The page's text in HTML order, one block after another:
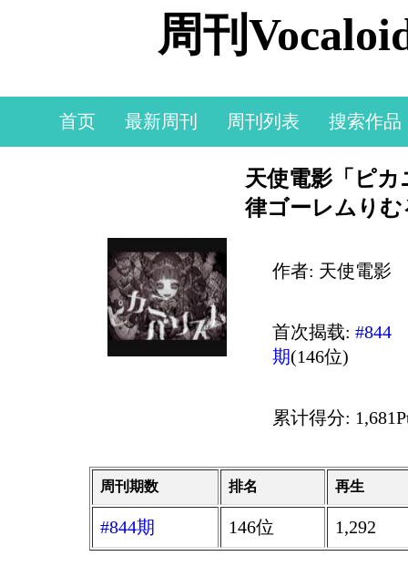
周刊
首页 最新周刊 周刊列表 搜索作品
天使電影「ピカ
律ゴーレムりむ
作者: 天使電影
首次揭载:#844
期(146位)
累计得分:
周刊期数 排名 再生
#844期 146位 1,292